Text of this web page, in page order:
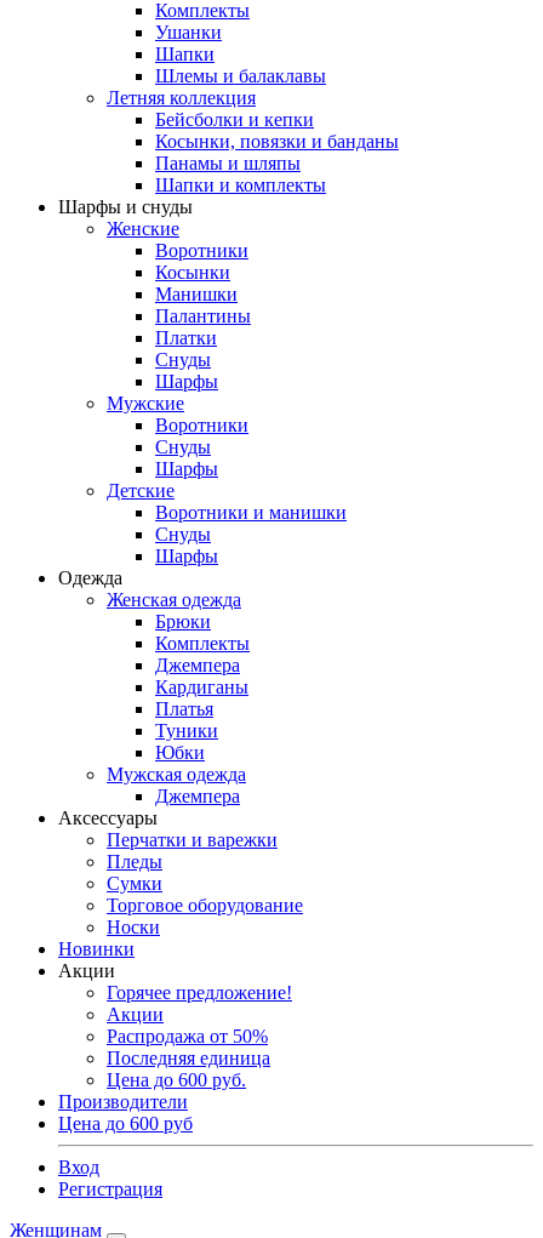
Комплекты
Ушанки
Шапки
Шлемы и балаклавы
Летняя коллекция
Бейсболки и кепки
Косынки, повязки и банданы
Панамы и шляпы
Шапки и комплекты
Шарфы и снуды
Женские
Воротники
Косынки
Манишки
Палантины
Платки
Снуды
Шарфы
Мужские
Воротники
Снуды
Шарфы
Детские
Воротники и манишки
Снуды
Шарфы
Одежда
Женская одежда
Брюки
Комплекты
Джемпера
Кардиганы
Платья
Туники
Юбки
Мужская одежда
Джемпера
Аксессуары
Перчатки и варежки
Пледы
Сумки
Торговое оборудование
Носки
Новинки
Акции
Горячее предложение!
Акции
Распродажа от 50%
Последняя единица
Цена до 600 руб.
Производители
Цена до 600 руб
Вход
Регистрация
Женщинам